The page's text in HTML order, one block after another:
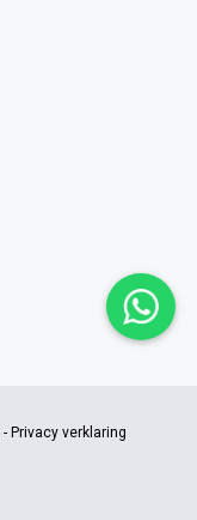
- Privacy verklaring